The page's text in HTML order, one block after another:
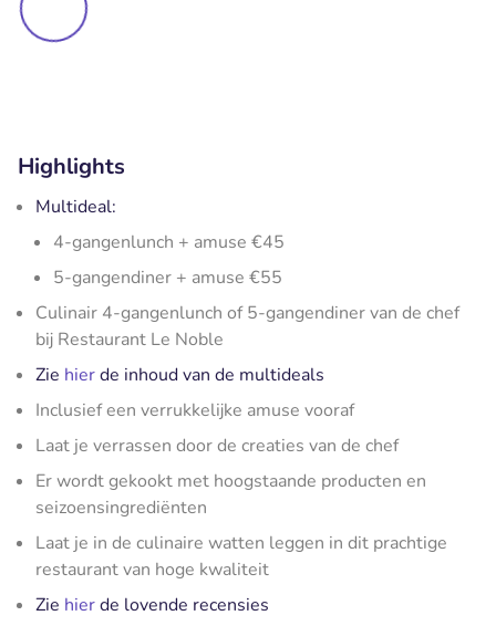
Highlights
Multideal:
4-gangenlunch + amuse €45
5-gangendiner + amuse €55
Culinair 4-gangenlunch of 5-gangendiner van de chef
bij Restaurant Le Noble
Zie hierde inhoud van de multideals
Inclusief een verrukkelijke amuse vooraf
Laat je verrassen door de creaties van de chef
Er wordt gekookt met hoogstaande producten en
seizoensingrediënten
Laat je in de culinaire watten leggen in dit prachtige
restaurant van hoge kwaliteit
Zie hierde lovende recensies